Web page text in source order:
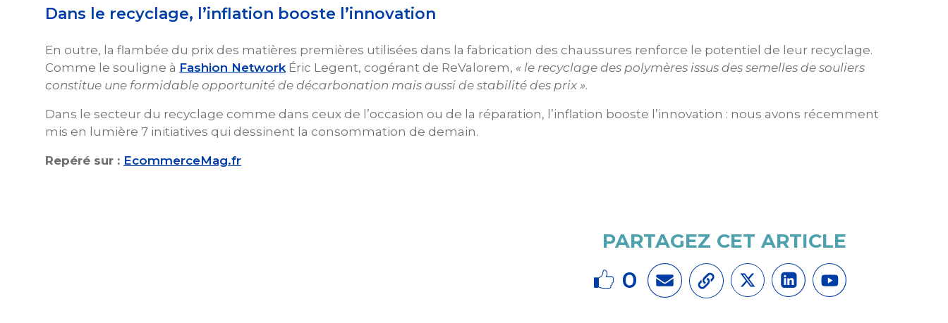
Dans le recyclage, l’inflation booste l’innovation
En outre, la flambée du prix des matières premières utilisées dans la fabrication des chaussures renforce le potentiel de leur recyclage.
Comme le souligne à Fashion NetworkÉric Legent, cogérant de ReValorem, « le recyclage des polymères issus des semelles de souliers
constitue une formidable opportunité de décarbonation mais aussi de stabilité des prix ».
Dans le secteur du recyclage comme dans ceux de l’occasion ou de la réparation, l’inflation booste l’innovation : nous avons récemment
mis en lumière 7 initiatives qui dessinent la consommation de demain.
Repéré sur : EcommerceMag.fr
PARTAGEZ CET ARTICLE
0